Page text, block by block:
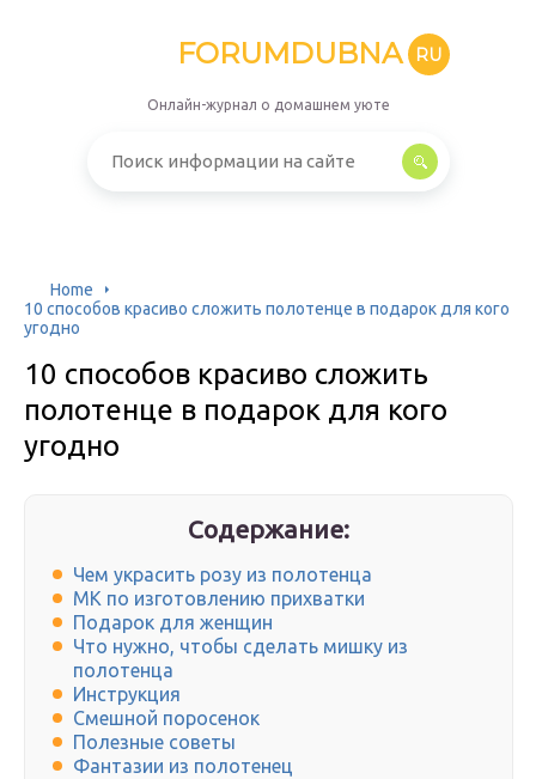
FORUMDUBNA RU
Онлайн-журнал о домашнем уюте
Home
10 способов красиво сложить полотенце в подарок для кого
угодно
10 способов красиво сложить
полотенце в подарок для кого
угодно
Содержание:
Чем украсить розу из полотенца
МК по изготовлению прихватки
Подарок для женщин
Что нужно, чтобы сделать мишку из
полотенца
Инструкция
Смешной поросенок
Полезные советы
Фантазии из полотенец